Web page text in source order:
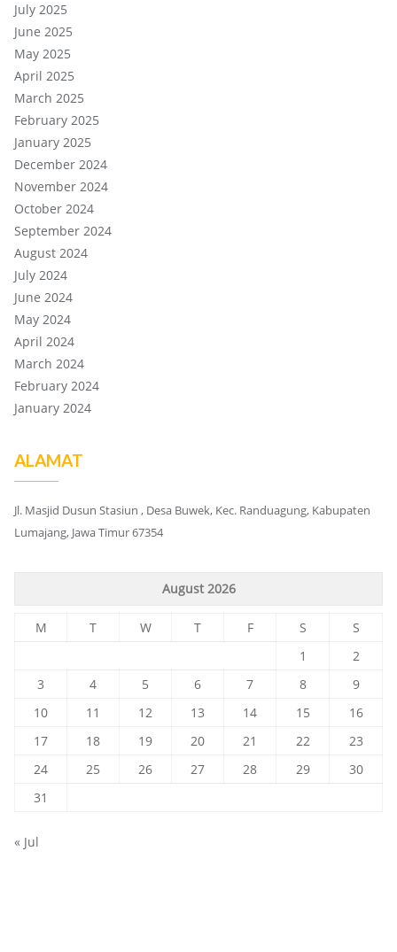
July 2025
June 2025
May 2025
April 2025
March 2025
February 2025
January 2025
December 2024
November 2024
October 2024
September 2024
August 2024
July 2024
June 2024
May 2024
April 2024
March 2024
February 2024
January 2024
ALAMAT
Jl. Masjid Dusun Stasiun , Desa Buwek, Kec. Randuagung, Kabupaten
Lumajang, Jawa Timur 67354
August 2026
M T W T F S
S
1
2
3
4 5 6 7 8
9
10
11 12 13 14 15
16
17
18 19 20 21 22
23
24
25 26 27 28 29
30
31
« Jul